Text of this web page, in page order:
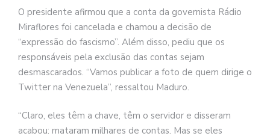
O presidente afirmou que a conta da governista Rádio
Miraflores foi cancelada e chamou a decisão de
“expressão do fascismo”. Além disso, pediu que os
responsáveis pela exclusão das contas sejam
desmascarados. “Vamos publicar a foto de quem dirige o
Twitter na Venezuela”, ressaltou Maduro.
“Claro, eles têm a chave, têm o servidor e disseram
acabou: mataram milhares de contas. Mas se eles